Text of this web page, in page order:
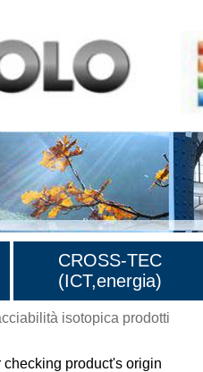
CROSS-TEC
(ICT,energia)
isotopica prodotti
checking product's origin